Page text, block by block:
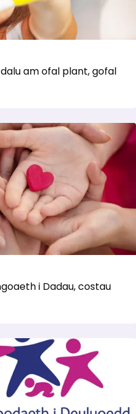
am ofal plant, gofal
i Dadau, costau